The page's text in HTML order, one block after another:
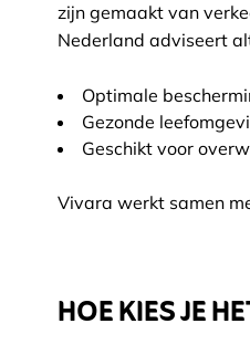
zijn gemaakt van
Nederland adviseert
Optimale
Gezonde
Geschikt voor
Vivara werkt samen
HOE KIES JE